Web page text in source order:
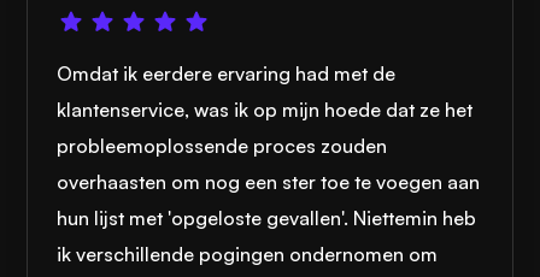
Omdat ik eerdere ervaring had met de
klantenservice, was ik op mijn hoede dat ze het
probleemoplossende proces zouden
overhaasten om nog een ster toe te voegen aan
hun lijst met 'opgeloste gevallen'. Niettemin heb
ik verschillende pogingen ondernomen om